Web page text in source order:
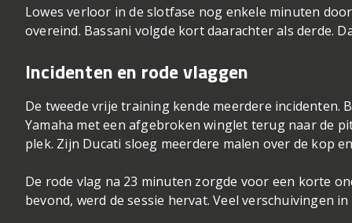
Lowes verloor in de slotfase nog enkele minuten
overeind. Bassani volgde kort daarachter als derde.
Incidenten en rode vlaggen
De tweede vrije training kende meerdere
Yamaha met een afgebroken winglet terug naar de
plek. Zijn Ducati sloeg meerdere malen over de kop
De rode vlag na 23 minuten zorgde voor een korte
bevond, werd de sessie hervat. Veel verschuivingen